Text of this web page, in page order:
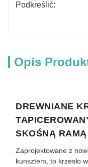
Podkreślić:
Opis
DREWNIANE
SKOŚNĄ RAMĄ
Zaprojektowane z
kunsztem, to krzesło